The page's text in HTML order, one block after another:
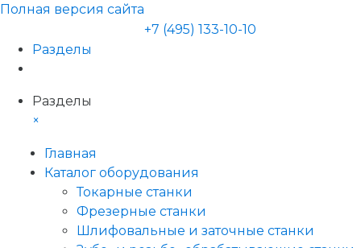
Полная версия сайта
+7 (495) 133-10-10
Разделы
Разделы
×
Главная
Каталог оборудования
Токарные станки
Фрезерные станки
Шлифовальные и заточные станки